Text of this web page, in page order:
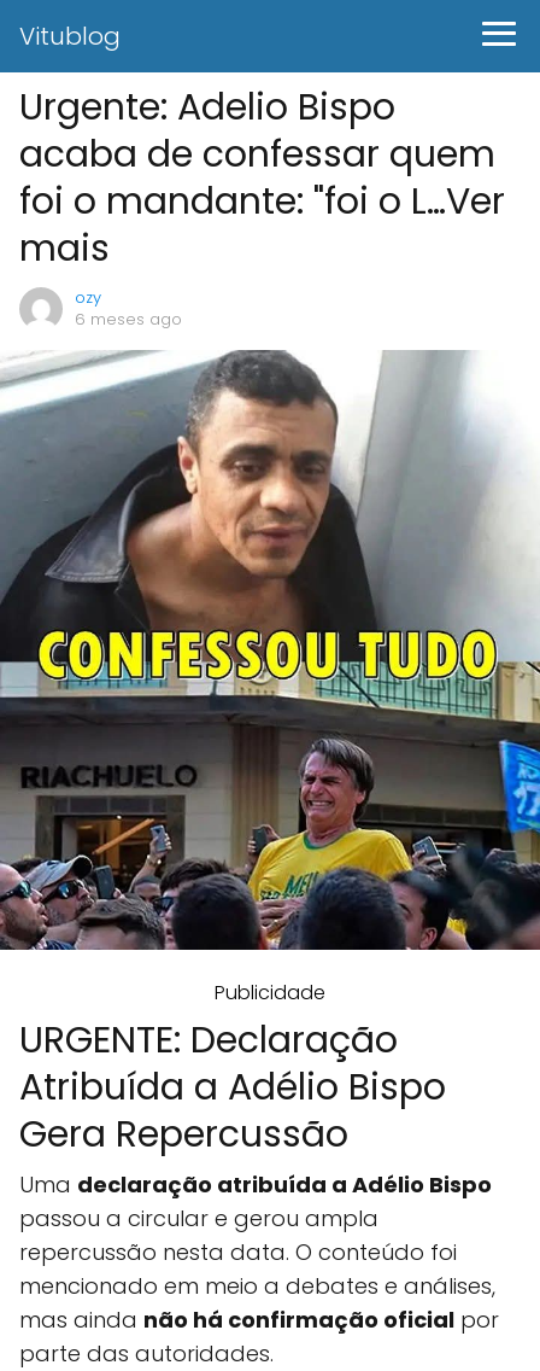
Vitublog
Urgente: Adelio Bispo
acaba de confessar quem
foi o mandante: "foi o L…Ver
mais
ozy
6 meses ago
Publicidade
URGENTE: Declaração
Atribuída a Adélio Bispo
Gera Repercussão
Uma declaração atribuída a Adélio Bispo
passou a circular e gerou ampla
repercussão nesta data. O conteúdo foi
mencionado em meio a debates e análises,
mas ainda não há confirmação oficial por
parte das autoridades.